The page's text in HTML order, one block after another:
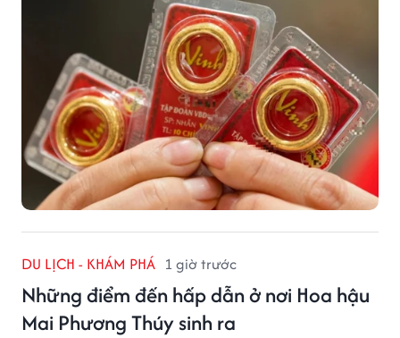
lệch đáng kể giữa các doanh nghiệp.
DU LỊCH - KHÁM PHÁ 1 giờ trước
Những điểm đến hấp dẫn ở nơi Hoa hậu
Mai Phương Thúy sinh ra